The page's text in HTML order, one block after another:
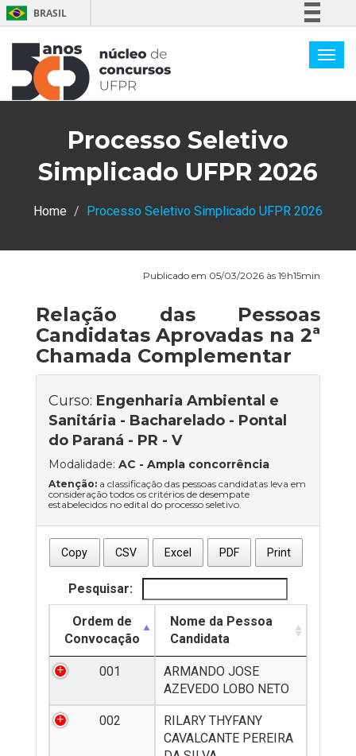
BRASIL
Legislação
Processo Seletivo
Simplicado UFPR 2026
Home Processo Seletivo Simplicado UFPR 2026
Publicado em 05/03/2026 às 19h15min
Relação das Pessoas
Candidatas Aprovadas na 2ª
Chamada Complementar
Curso: Engenharia Ambiental e
Sanitária - Bacharelado - Pontal
do Paraná - PR - V
Modalidade: AC - Ampla concorrência
Atenção: a classificação das pessoas candidatas leva em
consideração todos os critérios de desempate
estabelecidos no edital do processo seletivo.
Copy CSV Excel PDF Print
Pesquisar:
Ordem de
Convocação
Nome da Pessoa
Candidata
001
ARMANDO JOSE
AZEVEDO LOBO NETO
002
RILARY THYFANY
CAVALCANTE PEREIRA